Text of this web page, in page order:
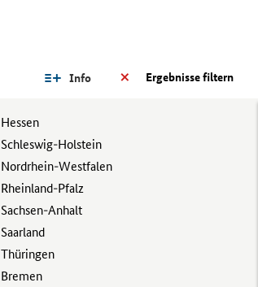
Ergebnisse filtern
Info
Hessen
Schleswig-Holstein
Nordrhein-Westfalen
Rheinland-Pfalz
Sachsen-Anhalt
Saarland
Thüringen
Bremen